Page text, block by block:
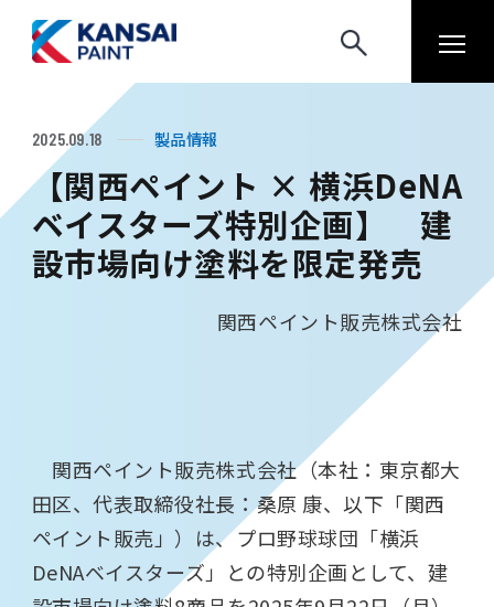
2025.09.18 製品情報
【関西ペイント × 横浜DeNA
ベイスターズ特別企画】 建
設市場向け塗料を限定発売
関西ペイント販売株式会社
関西ペイント販売株式会社（本社：東京都大
田区、代表取締役社長：桑原 康、以下「関西
ペイント販売」）は、プロ野球球団「横浜
DeNAベイスターズ」との特別企画として、建